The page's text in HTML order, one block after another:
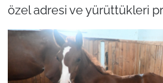
özel adresi ve yürüttükleri